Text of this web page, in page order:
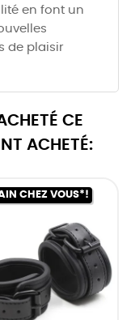
en font un
de plaisir
CE
ACHETÉ:
CHEZ VOUS*!